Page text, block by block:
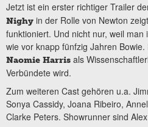
Jetzt ist ein erster richtiger Trailer
Nighy in der Rolle von Newton
funktioniert. Und nicht nur, weil
wie vor knapp fünfzig Jahren
Naomie Harris als
Verbündete wird.
Zum weiteren Cast gehören u.a.
Sonya Cassidy, Joana Ribeiro,
Clarke Peters. Showrunner sind